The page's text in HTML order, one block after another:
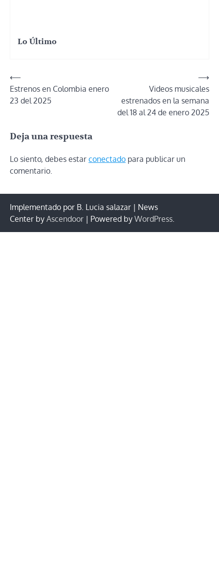
Lo Último
Navegación
de
⟵
Estrenos en Colombia enero
23 del 2025
Videos musicales
estrenados en la semana
del 18 al 24 de enero 2025
⟶
Deja una respuesta
Lo siento, debes estar conectado para publicar un
comentario.
Implementado por B. Lucia salazar | News
Center by Ascendoor | Powered by WordPress.